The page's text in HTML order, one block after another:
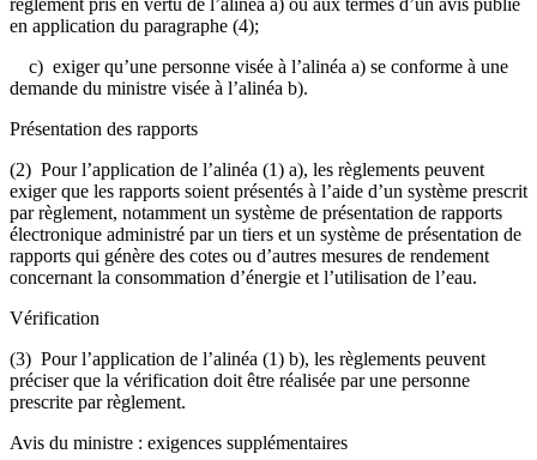
règlement pris en vertu de l’alinéa a) ou aux termes d’un avis publié
en application du paragraphe (4);
c) exiger qu’une personne visée à l’alinéa a) se conforme à une
demande du ministre visée à l’alinéa b).
Présentation des rapports
(2) Pour l’application de l’alinéa (1) a), les règlements peuvent
exiger que les rapports soient présentés à l’aide d’un système prescrit
par règlement, notamment un système de présentation de rapports
électronique administré par un tiers et un système de présentation de
rapports qui génère des cotes ou d’autres mesures de rendement
concernant la consommation d’énergie et l’utilisation de l’eau.
Vérification
(3) Pour l’application de l’alinéa (1) b), les règlements peuvent
préciser que la vérification doit être réalisée par une personne
prescrite par règlement.
Avis du ministre : exigences supplémentaires